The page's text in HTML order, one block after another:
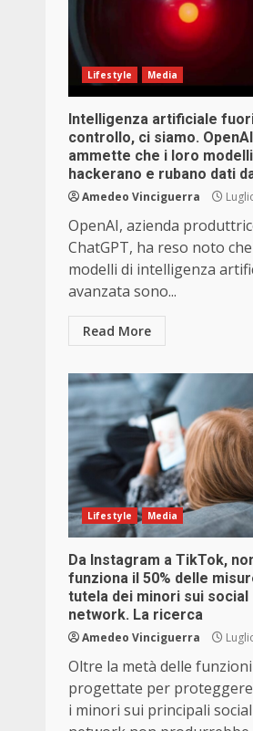
Lifestyle Media
Intelligenza artificiale
controllo, ci siamo. OpenAI
ammette che i loro modelli
hackerano e rubano dati
Amedeo Vinciguerra
OpenAI, azienda
ChatGPT, ha reso noto
modelli di intelligenza
avanzata sono...
Read More
Lifestyle Media
Da Instagram a TikTok,
funziona il 50% delle
tutela dei minori sui social
network. La ricerca
Amedeo Vinciguerra
Oltre la metà delle funzioni
progettate per proteggere
i minori sui principali social